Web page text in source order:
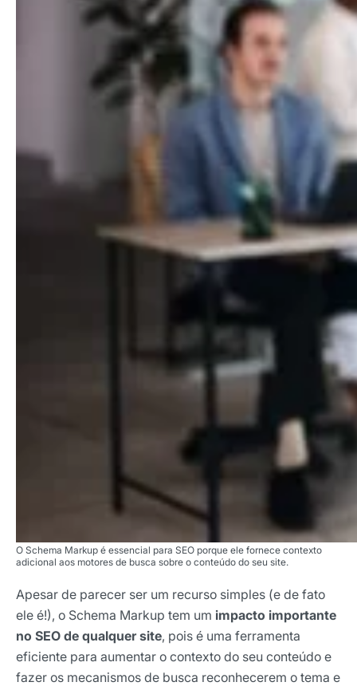
O Schema Markup é essencial para SEO porque ele fornece contexto
adicional aos motores de busca sobre o conteúdo do seu site.
Apesar de parecer ser um recurso simples (e de fato
ele é!), o Schema Markup tem um impacto importante
no SEO de qualquer site, pois é uma ferramenta
eficiente para aumentar o contexto do seu conteúdo e
fazer os mecanismos de busca reconhecerem o tema e